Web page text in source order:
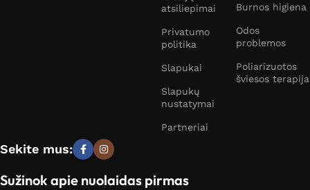
atsiliepimai
Privatumo
politika
Slapukai
Slapukų
nustatymai
Partneriai
Burnos higiena
Odos
problemos
Poliarizuotos
šviesos terapija
Sekite mus:
Sužinok apie nuolaidas pirmas